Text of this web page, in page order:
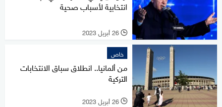
انتخابية لأسباب صحية
l 26 أبريل 2023
خاص
من ألمانيا.. انطلاق سباق الانتخابات
التركية
l 26 أبريل 2023